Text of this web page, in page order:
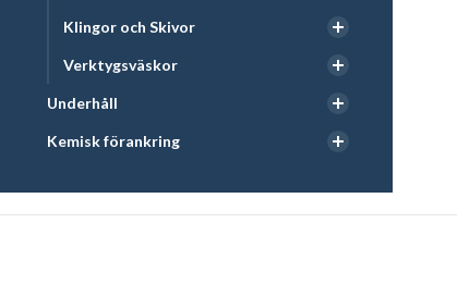
Klingor och Skivor
Verktygsväskor
Underhåll
Kemisk förankring